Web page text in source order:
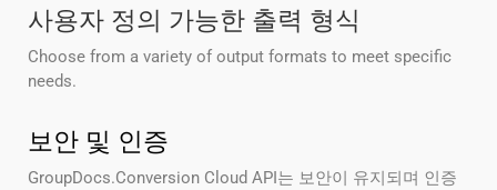
사용자 정의 가능한 출력 형식
Choose from a variety of output formats to meet specific
needs.
보안 및 인증
GroupDocs.Conversion Cloud API는 보안이 유지되며 인증